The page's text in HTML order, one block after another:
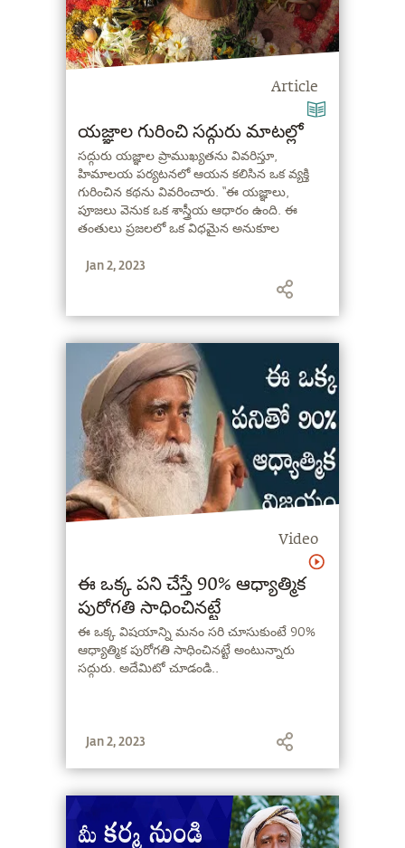
Article
యజ్ఞాల గురించి సద్గురు మాటల్లో
సద్గురు యజ్ఞాల ప్రాముఖ్యతను వివరిస్తూ,
హిమాలయ పర్యటనలో ఆయన కలిసిన ఒక వ్యక్తి
గురించిన కథను వివరించారు. “ఈ యజ్ఞాలు,
పూజలు వెనుక ఒక శాస్త్రీయ ఆధారం ఉంది. ఈ
తంతులు ప్రజలలో ఒక విధమైన అనుకూల
అనుకూల వాతావరణాన్ని సృష్టించుకునే పరిజ్ఞానం
వాతావరణాన్ని సృస్టించడం తెలుసో, వారు కొన్ని
యజ్ఞాలను సృష్టించారు.
Jan 2, 2023
Video
ఈ ఒక్క పని చేస్తే 90% ఆధ్యాత్మిక
పురోగతి సాధించినట్టే
ఈ ఒక్క విషయాన్ని మనం సరి చూసుకుంటే 90%
ఆధ్యాత్మిక పురోగతి సాధించినట్టే అంటున్నారు
సద్గురు. అదేమిటో చూడండి..
Jan 2, 2023